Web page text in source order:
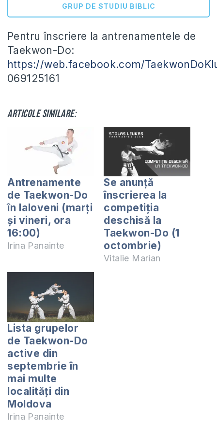
GRUP DE STUDIU BIBLIC
Pentru înscriere la antrenamentele de
Taekwon-Do:
https://web.facebook.com/
069125161
Articole similare:
Antrenamente
de Taekwon-Do
în Ialoveni (marți
și vineri, ora
16:00)
Irina Panainte
Se anunță
înscrierea la
competiția
deschisă la
Taekwon-Do (1
octombrie)
Vitalie Marian
Lista grupelor
de Taekwon-Do
active din
septembrie în
mai multe
localități din
Moldova
Irina Panainte